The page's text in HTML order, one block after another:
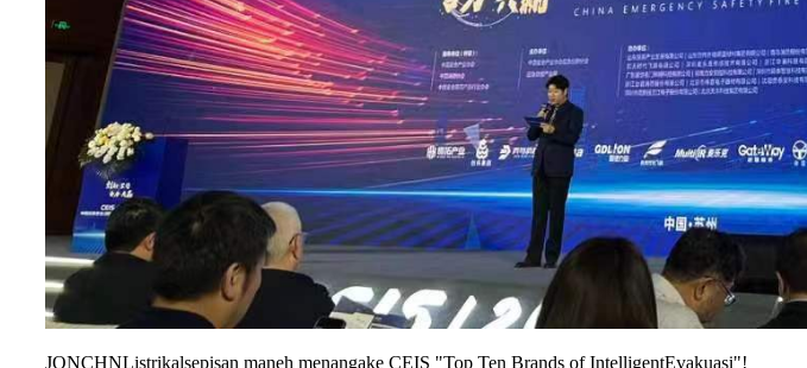
JONCHNListrikalsepisan maneh menangake CEIS "Top Ten Brands of IntelligentEvakuasi"!